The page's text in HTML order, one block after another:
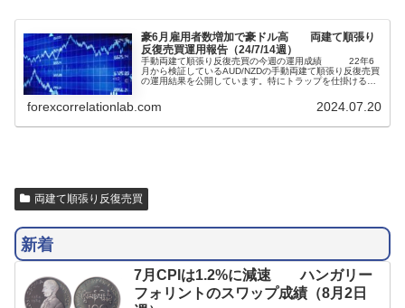
豪6月雇用者数増加で豪ドル高 両建て順張り
反復売買運用報告（24/7/14週）
手動両建て順張り反復売買の今週の運用成績 22年6
月から検証しているAUD/NZDの手動両建て順張り反復売買
の運用結果を公開しています。特にトラップを仕掛ける水
なしで含み損込み年100%程度の利益を目指して試行錯誤
しています。今週のAUD/NZDは指標で上下しま...
forexcorrelationlab.com 2024.07.20
両建て順張り反復売買
新着
7月CPIは1.2%に減速 ハンガリー
フォリントのスワップ成績（8月2日